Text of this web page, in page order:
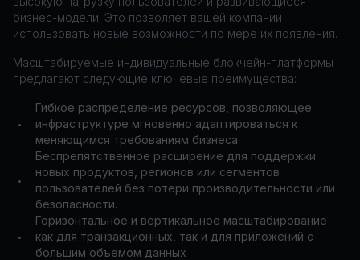
бизнес-модели. Это позволяет вашей компании
использовать новые возможности по мере их появления.
Масштабируемые индивидуальные блокчейн-платформы
предлагают следующие ключевые преимущества:
•
Гибкое распределение ресурсов, позволяющее
инфраструктуре мгновенно адаптироваться к
меняющимся требованиям бизнеса.
•
Беспрепятственное расширение для поддержки
новых продуктов, регионов или сегментов
пользователей без потери производительности или
безопасности.
•
Горизонтальное и вертикальное масштабирование
как для транзакционных, так и для приложений с
большим объемом данных